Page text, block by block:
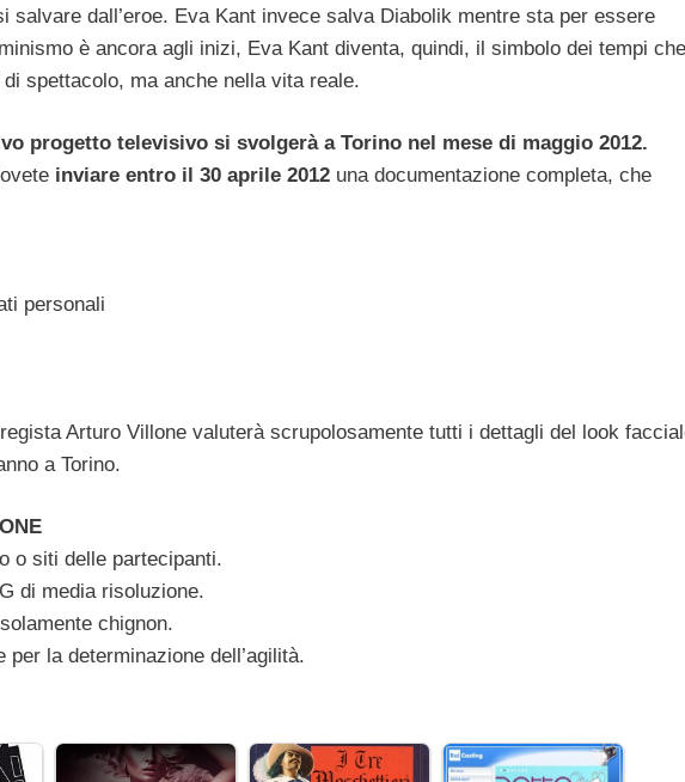
salvare dall’eroe. Eva Kant invece salva Diabolik mentre sta per essere
è ancora agli inizi, Eva Kant diventa, quindi, il simbolo dei tempi che
spettacolo, ma anche nella vita reale.
progetto televisivo si svolgerà a Torino nel mese di maggio 2012.
inviare entro il 30 aprile 2012 una documentazione completa, che
personali
Arturo Villone valuterà scrupolosamente tutti i dettagli del look
a Torino.
o siti delle partecipanti.
di media risoluzione.
chignon.
la determinazione dell’agilità.